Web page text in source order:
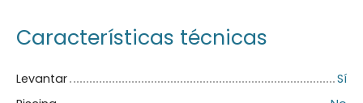
Características técnicas
Levantar
Sí